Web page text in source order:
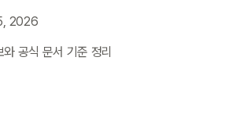
2026
공식 문서 기준 정리